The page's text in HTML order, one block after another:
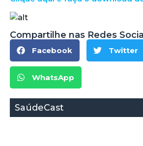
Compartilhe nas Redes
Facebook Twitter
WhatsApp
SaúdeCast